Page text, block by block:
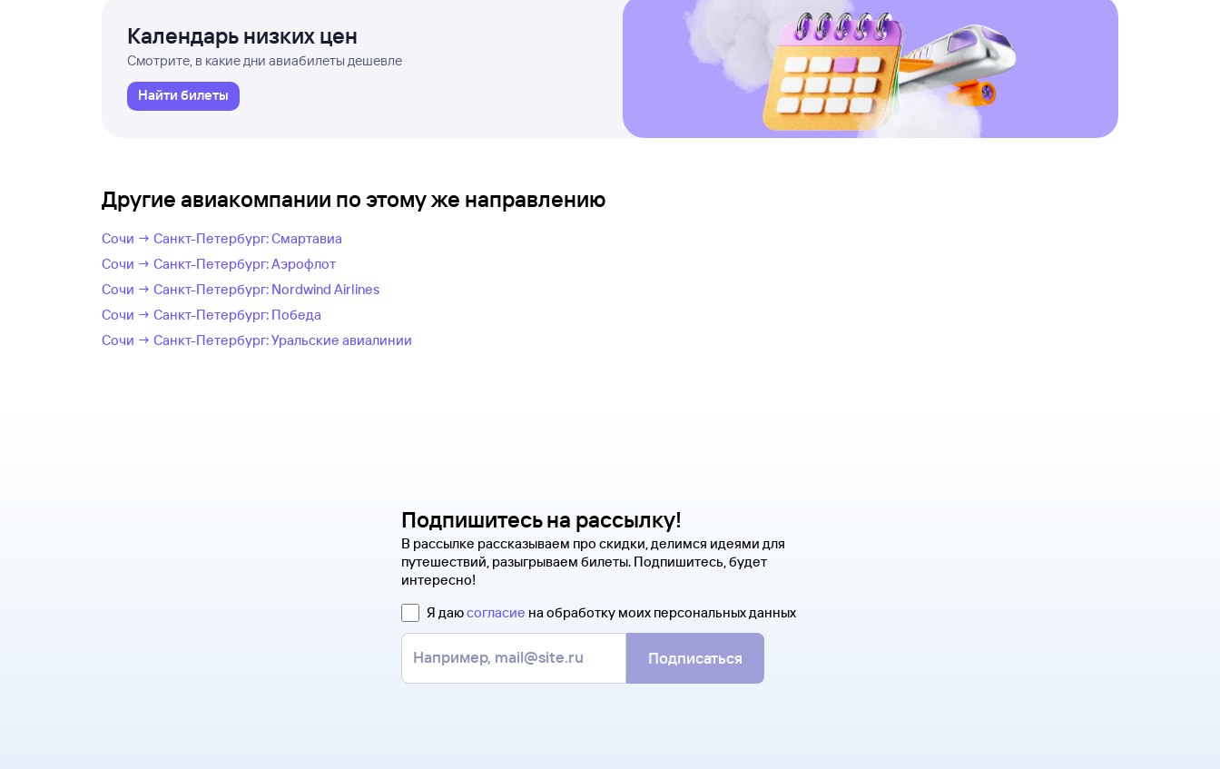
Календарь низких цен
Смотрите, в какие дни авиабилеты дешевле
Найти билеты
Другие авиакомпании по этому же направлению
Сочи → Санкт-Петербург: Смартавиа
Сочи → Санкт-Петербург: Аэрофлот
Сочи → Санкт-Петербург: Nordwind Airlines
Сочи → Санкт-Петербург: Победа
Сочи → Санкт-Петербург: Уральские авиалинии
Подпишитесь на рассылку!
В рассылке рассказываем про скидки, делимся идеями для
путешествий, разыгрываем билеты. Подпишитесь, будет
интересно!
Я даюсогласие на обработку моих персональных данных
Подписаться